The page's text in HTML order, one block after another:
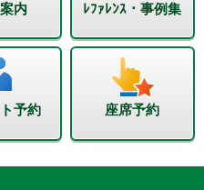
内 ﾚﾌｧﾚﾝｽ・事例集
予約 座席予約